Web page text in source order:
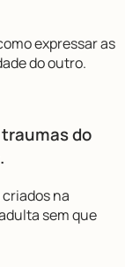
expressar as
do outro.
do
na
sem que